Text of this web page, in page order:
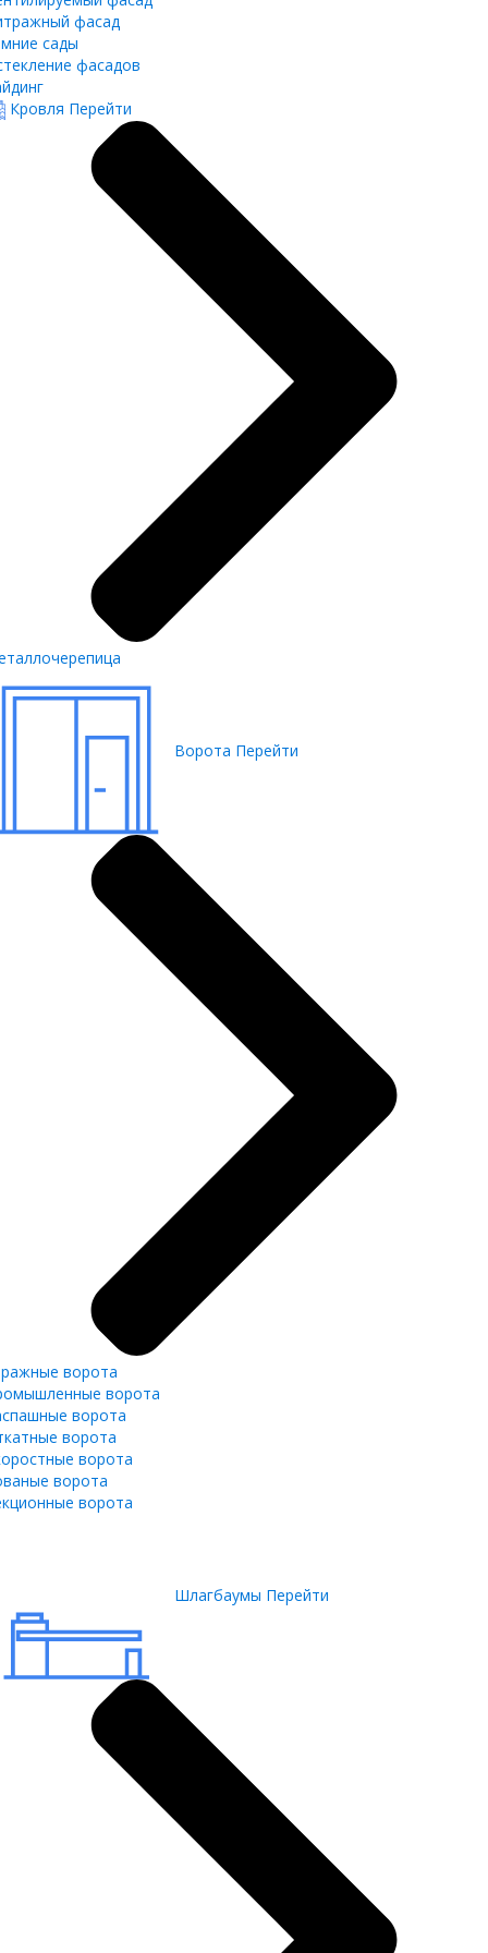
фасад
сады
фасадов
Кровля Перейти
Ворота Перейти
ворота
ворота
ворота
ворота
ворота
ворота
ворота
Шлагбаумы Перейти